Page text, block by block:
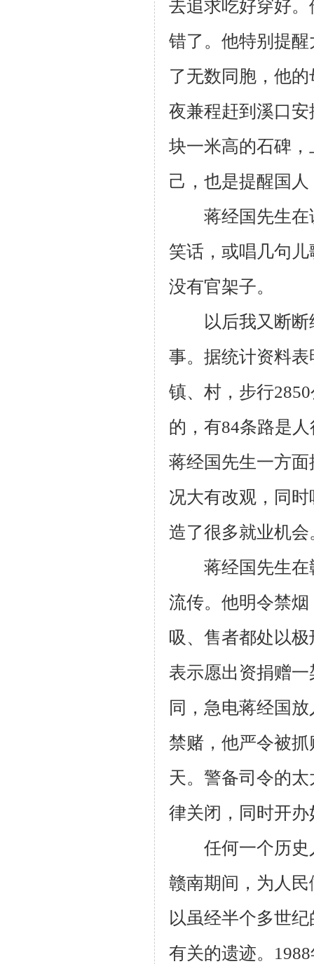
去追求吃好穿好
错了。他特别提
了无数同胞，他
夜兼程赶到溪口
块一米高的石碑
己，也是提醒国
蒋经国先生在
笑话，或唱几句
没有官架子。
以后我又断断
事。据统计资料
镇、村，步行2850
的，有84条路是
蒋经国先生一方
况大有改观，同
造了很多就业机会
蒋经国先生在
流传。他明令禁
吸、售者都处以
表示愿出资捐赠
同，急电蒋经国
禁赌，他严令被
天。警备司令的
律关闭，同时开
任何一个历史
赣南期间，为人
以虽经半个多世
有关的遗迹。 1988